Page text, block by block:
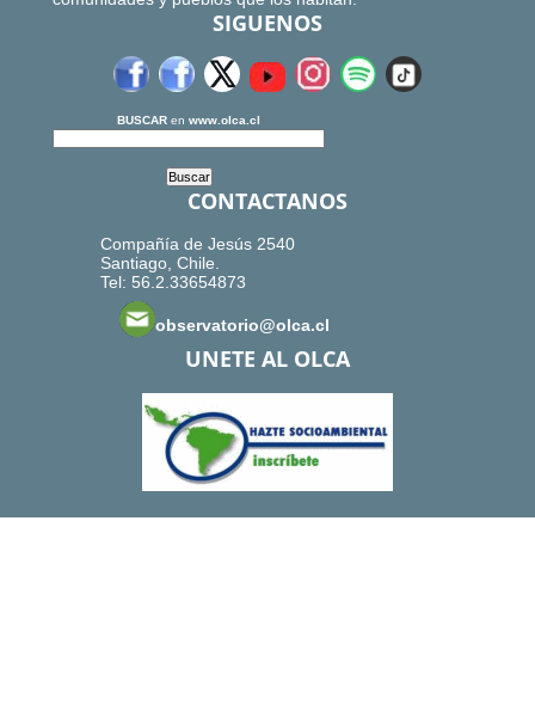
SIGUENOS
BUSCAR en www.olca.cl
CONTACTANOS
Compañía de Jesús 2540
Santiago, Chile.
Tel: 56.2.33654873
observatorio@olca.cl
UNETE AL OLCA